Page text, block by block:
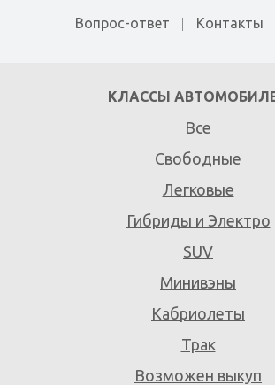
Вопрос-ответ Контакты
КЛАССЫ
Все
Свободные
Легковые
Гибриды и Электро
SUV
Минивэны
Кабриолеты
Трак
Возможен выкуп